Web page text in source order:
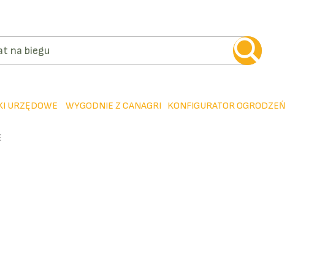
URZĘDOWE WYGODNIE Z CANAGRI KONFIGURATOR OGRODZEŃ